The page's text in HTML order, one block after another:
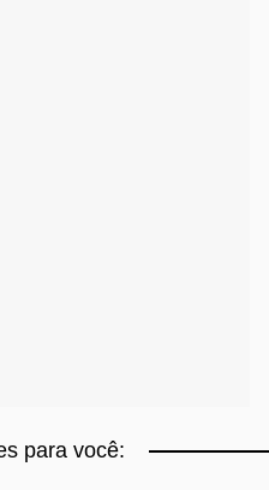
para você: